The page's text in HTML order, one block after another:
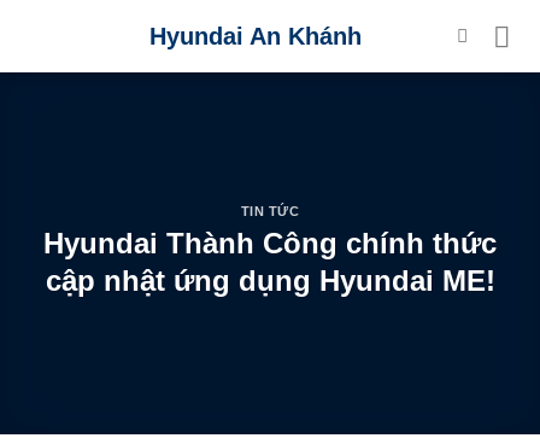
content
Hyundai An Khánh
TIN TỨC
Hyundai Thành Công chính thức
cập nhật ứng dụng Hyundai ME!